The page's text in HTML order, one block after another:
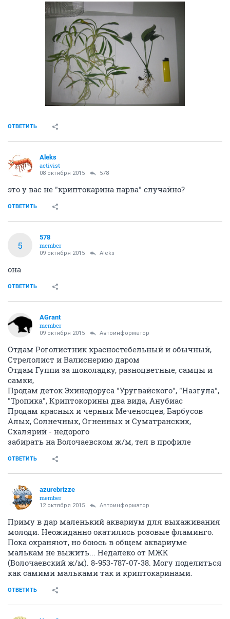
ОТВЕТИТЬ
Aleks
activist
08 октября 2015 578
это у вас не "криптокарина парва" случайно?
ОТВЕТИТЬ
5
578
member
09 октября 2015 Aleks
она
ОТВЕТИТЬ
AGrant
member
09 октября 2015 Автоинформатор
Отдам Роголистник красностебельный и обычный,
Стрелолист и Валиснерию даром
Отдам Гуппи за шоколадку, разноцветные, самцы и
самки,
Продам деток Эхинодоруса "Уругвайского", "Назгула",
"Тропика", Криптокорины два вида, Анубиас
Продам красных и черных Меченосцев, Барбусов
Алых, Солнечных, Огненных и Суматранских,
Скалярий - недорого
забирать на Волочаевском ж/м, тел в профиле
ОТВЕТИТЬ
azurebrizze
member
12 октября 2015 Автоинформатор
Приму в дар маленький аквариум для выхаживания
молоди. Неожиданно окатились розовые фламинго.
Пока охраняют, но боюсь в общем аквариуме
малькам не выжить... Недалеко от МЖК
(Волочаевский ж/м). 8-953-787-07-38. Могу поделиться
как самими мальками так и криптокаринами.
ОТВЕТИТЬ